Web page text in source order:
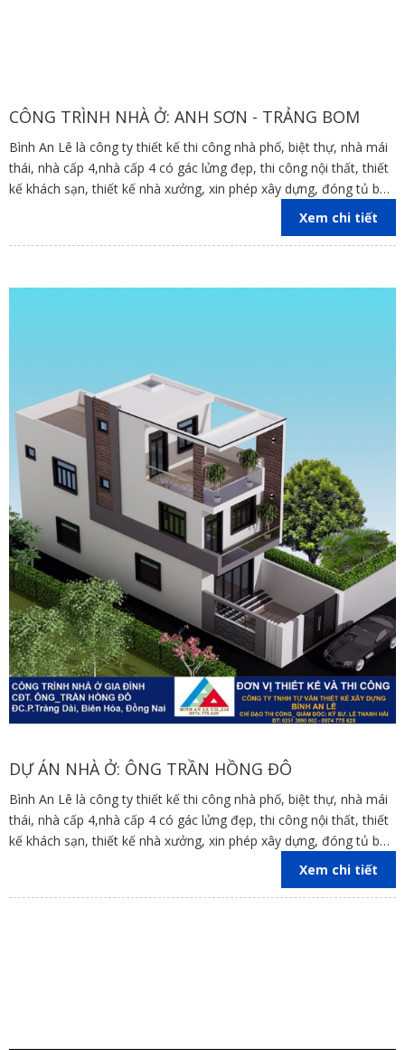
CÔNG TRÌNH NHÀ Ở: ANH SƠN - TRẢNG BOM
Bình An Lê là công ty thiết kế thi công nhà phố, biệt thự, nhà mái
thái, nhà cấp 4,nhà cấp 4 có gác lửng đẹp, thi công nội thất, thiết
kế khách sạn, thiết kế nhà xưởng, xin phép xây dựng, đóng tủ bếp
trên địa bàn các tỉnh Đồng Nai, Bình Dương, TP Hồ Chí Minh,
Xem chi tiết
DỰ ÁN NHÀ Ở: ÔNG TRẦN HỒNG ĐÔ
Bình An Lê là công ty thiết kế thi công nhà phố, biệt thự, nhà mái
thái, nhà cấp 4,nhà cấp 4 có gác lửng đẹp, thi công nội thất, thiết
kế khách sạn, thiết kế nhà xưởng, xin phép xây dựng, đóng tủ bếp
trên địa bàn các tỉnh Đồng Nai, Bình Dương, TP Hồ Chí Minh,
Xem chi tiết